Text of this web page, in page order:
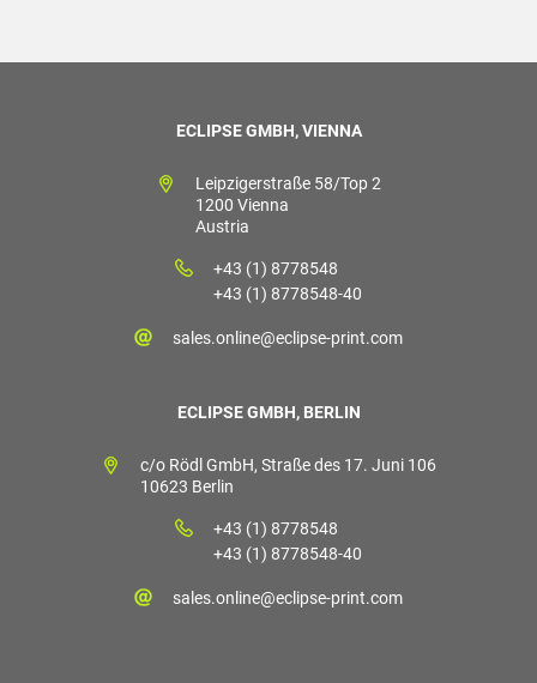
ECLIPSE GMBH, VIENNA
Leipzigerstraße 58/Top 2
1200 Vienna
Austria
+43 (1) 8778548
+43 (1) 8778548-40
sales.online@eclipse-print.com
ECLIPSE GMBH, BERLIN
c/o Rödl GmbH, Straße des 17. Juni 106
10623 Berlin
+43 (1) 8778548
+43 (1) 8778548-40
sales.online@eclipse-print.com